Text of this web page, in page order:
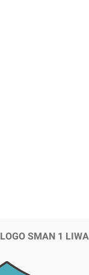
LOGO SMAN 1 LIWA